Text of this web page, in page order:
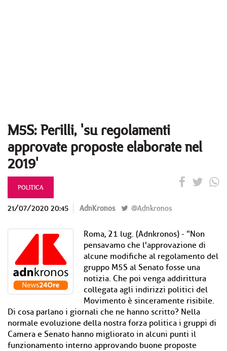
M5S: Perilli, 'su regolamenti
approvate proposte elaborate nel
2019'
POLITICA
21/07/2020 20:45 AdnKronos @Adnkronos
Roma, 21 lug. (Adnkronos) - "Non
pensavamo che l'approvazione di
alcune modifiche al regolamento del
gruppo M5S al Senato fosse una
notizia. Che poi venga addirittura
collegata agli indirizzi politici del
Movimento è sinceramente risibile.
Di cosa parlano i giornali che ne hanno scritto? Nella
normale evoluzione della nostra forza politica i gruppi di
Camera e Senato hanno migliorato in alcuni punti il
funzionamento interno approvando buone proposte